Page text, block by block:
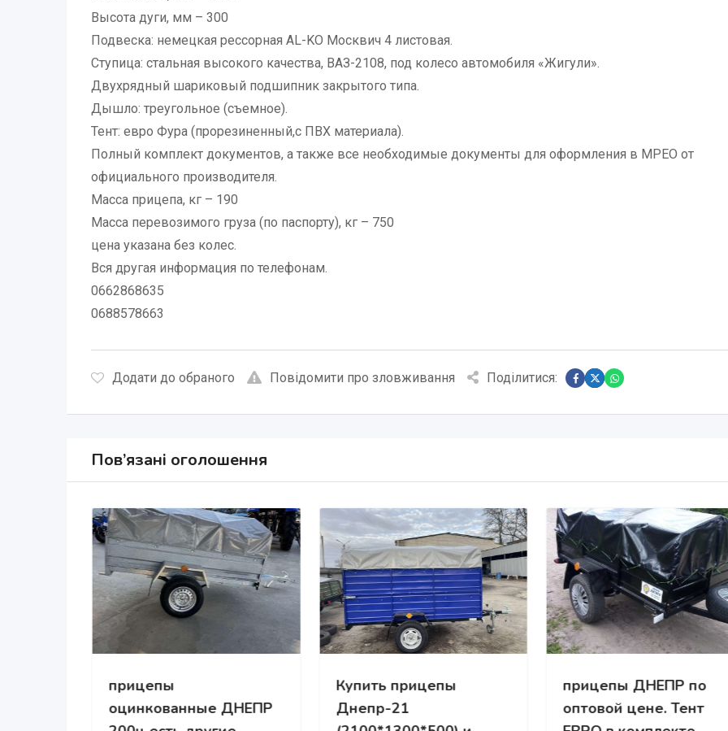
Высота дуги, мм – 300
Подвеска: немецкая рессорная AL-KO Москвич 4 листовая.
Ступица: стальная высокого качества, ВАЗ-2108, под колесо автомобиля «Жигули».
Двухрядный шариковый подшипник закрытого типа.
Дышло: треугольное (съемное).
Тент: евро Фура (прорезиненный,с ПВХ материала).
Полный комплект документов, а также все необходимые документы для оформления в МРЕО от
официального производителя.
Масса прицепа, кг – 190
Масса перевозимого груза (по паспорту), кг – 750
цена указана без колес.
Вся другая информация по телефонам.
0662868635
0688578663
Додати до обраного Повідомити про зловживання Поділитися:
Пов’язані оголошення
прицепы
оцинкованные ДНЕПР
Купить прицепы
Днепр-21
прицепы ДНЕПР по
оптовой цене. Тент